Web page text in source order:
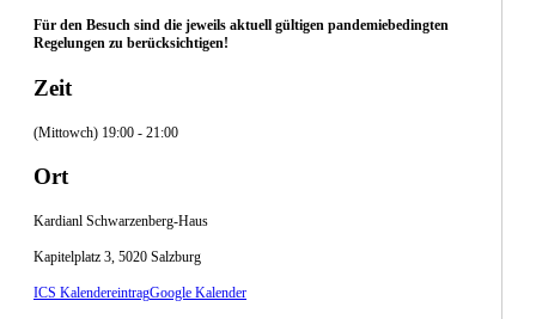
Für den Besuch sind die jeweils aktuell gültigen pandemiebedingten
Regelungen zu berücksichtigen!
Zeit
(Mittowch) 19:00 - 21:00
Ort
Kardianl Schwarzenberg-Haus
Kapitelplatz 3, 5020 Salzburg
ICS KalendereintragGoogle Kalender